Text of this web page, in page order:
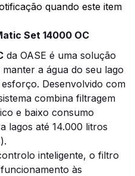
quando este item
Set 14000 OC
da OASE é uma solução
a água do seu lago
Desenvolvido com
combina filtragem
e baixo consumo
lagos até 14.000 litros
inteligente, o filtro
às